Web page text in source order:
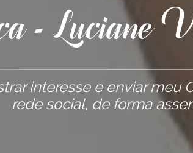
- Luciane
interesse e enviar meu
rede social, de forma